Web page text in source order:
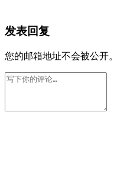
发表回复
您的邮箱地址不会被公开。